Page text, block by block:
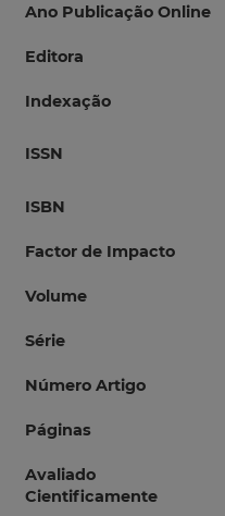
Ano Publicação Online
Editora
Indexação
ISSN
ISBN
Factor de Impacto
Volume
Série
Número Artigo
Páginas
Avaliado
Cientificamente